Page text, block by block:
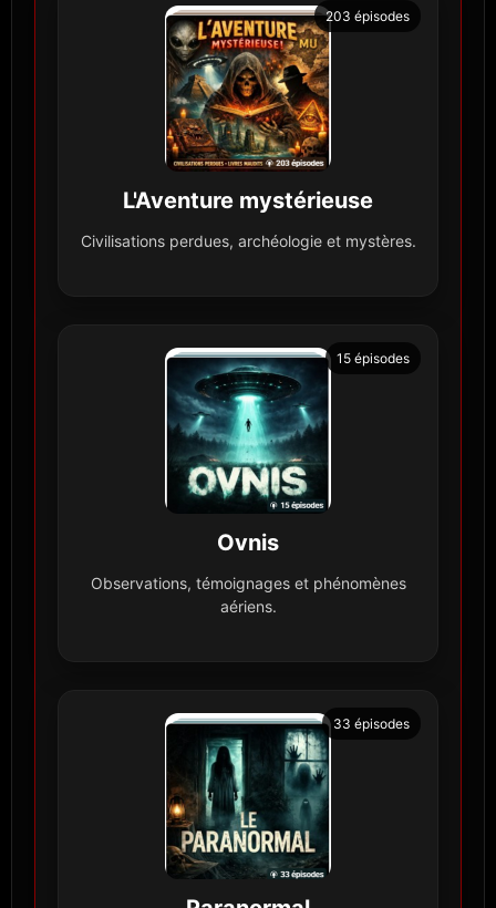
203 épisodes
L'Aventure mystérieuse
Civilisations perdues, archéologie et mystères.
15 épisodes
Ovnis
Observations, témoignages et phénomènes
aériens.
33 épisodes